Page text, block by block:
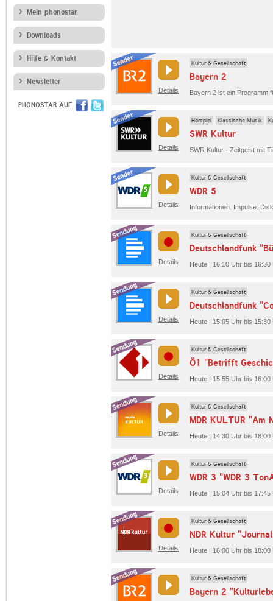
Mein phonostar
Downloads
Hilfe & Kontakt
Newsletter
PHONOSTAR AUF
Details
Kultur & Gesellschaft
Bayern 2
Details
Hörspiel Klassische Musik
SWR Kultur
SWR Kultur - Zeitgeist mit
Details
Kultur & Gesellschaft
WDR 5
Details
Kultur & Gesellschaft
Deutschlandfunk
Heute | 16:10 Uhr bis
Details
Kultur & Gesellschaft
Deutschlandfunk
Heute | 15:05 Uhr bis
Details
Kultur & Gesellschaft
Ö1 "Betrifft
Heute | 15:55 Uhr bis 16:00
Details
Kultur & Gesellschaft
MDR KULTUR "Am
Heute | 14:30 Uhr bis
Details
Kultur & Gesellschaft
WDR 3 "WDR 3
Heute | 15:04 Uhr bis 17:45
Details
Kultur & Gesellschaft
NDR Kultur
Heute | 16:00 Uhr bis
Kultur & Gesellschaft
Bayern 2